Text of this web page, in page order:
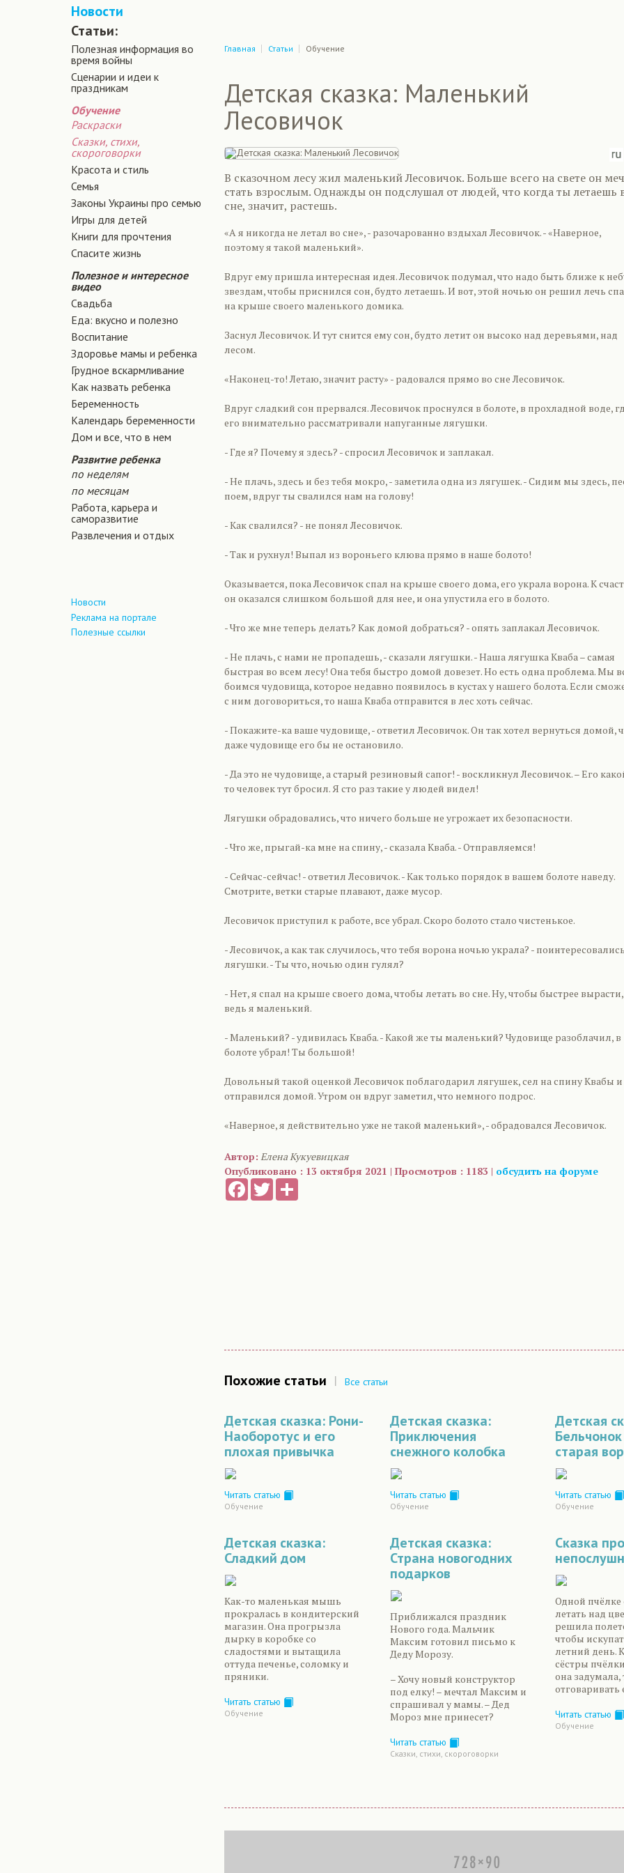
Новости
Статьи:
Полезная информация во
время войны
Сценарии и идеи к
праздникам
Обучение
Раскраски
Сказки, стихи,
скороговорки
Красота и стиль
Семья
Законы Украины про семью
Игры для детей
Книги для прочтения
Спасите жизнь
Полезное и интересное
видео
Свадьба
Еда: вкусно и полезно
Воспитание
Здоровье мамы и ребенка
Грудное вскармливание
Как назвать ребенка
Беременность
Календарь беременности
Дом и все, что в нем
Развитие ребенка
по неделям
по месяцам
Работа, карьера и
саморазвитие
Развлечения и отдых
Новости
Реклама на портале
Полезные ссылки
Главная Статьи Обучение
Детская сказка: Маленький
Лесовичок
В сказочном лесу жил маленький Лесовичок. Больше всего на свете он
стать взрослым. Однажды он подслушал от людей, что когда ты летаешь
сне, значит, растешь.
«А я никогда не летал во сне», - разочарованно вздыхал Лесовичок. - «Наверное,
поэтому я такой маленький».
Вдруг ему пришла интересная идея. Лесовичок подумал, что надо быть ближе к
звездам, чтобы приснился сон, будто летаешь. И вот, этой ночью он решил лечь
на крыше своего маленького домика.
Заснул Лесовичок. И тут снится ему сон, будто летит он высоко над деревьями, над
лесом.
«Наконец-то! Летаю, значит расту» - радовался прямо во сне Лесовичок.
Вдруг сладкий сон прервался. Лесовичок проснулся в болоте, в прохладной воде,
его внимательно рассматривали напуганные лягушки.
- Где я? Почему я здесь? - спросил Лесовичок и заплакал.
- Не плачь, здесь и без тебя мокро, - заметила одна из лягушек. - Сидим мы здесь,
поем, вдруг ты свалился нам на голову!
- Как свалился? - не понял Лесовичок.
- Так и рухнул! Выпал из вороньего клюва прямо в наше болото!
Оказывается, пока Лесовичок спал на крыше своего дома, его украла ворона. К
он оказался слишком большой для нее, и она упустила его в болото.
- Что же мне теперь делать? Как домой добраться? - опять заплакал Лесовичок.
- Не плачь, с нами не пропадешь, - сказали лягушки. - Наша лягушка Кваба – самая
быстрая во всем лесу! Она тебя быстро домой довезет. Но есть одна проблема. Мы
боимся чудовища, которое недавно появилось в кустах у нашего болота. Если
с ним договориться, то наша Кваба отправится в лес хоть сейчас.
- Покажите-ка ваше чудовище, - ответил Лесовичок. Он так хотел вернуться домой,
даже чудовище его бы не остановило.
- Да это не чудовище, а старый резиновый сапог! - воскликнул Лесовичок. – Его
то человек тут бросил. Я сто раз такие у людей видел!
Лягушки обрадовались, что ничего больше не угрожает их безопасности.
- Что же, прыгай-ка мне на спину, - сказала Кваба. - Отправляемся!
- Сейчас-сейчас! - ответил Лесовичок. - Как только порядок в вашем болоте наведу.
Смотрите, ветки старые плавают, даже мусор.
Лесовичок приступил к работе, все убрал. Скоро болото стало чистенькое.
- Лесовичок, а как так случилось, что тебя ворона ночью украла? -
лягушки. - Ты что, ночью один гулял?
- Нет, я спал на крыше своего дома, чтобы летать во сне. Ну, чтобы быстрее вырасти,
ведь я маленький.
- Маленький? - удивилась Кваба. - Какой же ты маленький? Чудовище разоблачил, в
болоте убрал! Ты большой!
Довольный такой оценкой Лесовичок поблагодарил лягушек, сел на спину Квабы и
отправился домой. Утром он вдруг заметил, что немного подрос.
«Наверное, я действительно уже не такой маленький», - обрадовался Лесовичок.
Автор: Елена Кукуевицкая
Опубликовано : 13 октября 2021 | Просмотров : 1183 | обсудить на форуме
FacebookTwitter
Похожие статьи | Все статьи
Детская сказка: Рони-
Наоборотус и его
плохая привычка
Читать статью
Обучение
Детская сказка:
Приключения
снежного колобка
Читать статью
Обучение
Детская
старая
Читать статью
Обучение
Детская сказка:
Сладкий дом
Как-то маленькая мышь
прокралась в кондитерский
магазин. Она прогрызла
дырку в коробке со
сладостями и вытащила
оттуда печенье, соломку и
пряники.
Читать статью
Обучение
Детская сказка:
Страна новогодних
подарков
Приближался праздник
Нового года. Мальчик
Максим готовил письмо к
Деду Морозу.
– Хочу новый конструктор
под елку! – мечтал Максим и
спрашивал у мамы. – Дед
Мороз мне принесет?
Читать статью
Сказки, стихи, скороговорки
Сказка про
Одной пчёлке
летать над
решила
чтобы
летний день.
сёстры
она задумала,
отговаривать
Читать статью
Обучение